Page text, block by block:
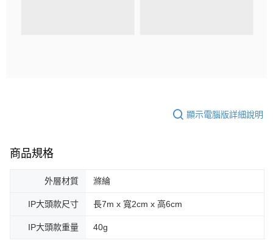
顯示電腦版詳細說明
商品規格
外層材質 滌綸
IP大頭款尺寸 長7m x 寬2cm x 高6cm
IP大頭款重量 40g